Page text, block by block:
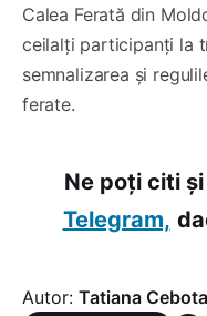
Calea Ferată din
ceilalți participanți la
semnalizarea și
ferate.
Ne poți citi
Telegram,
Autor: Tatiana